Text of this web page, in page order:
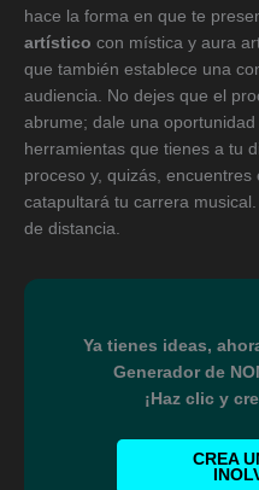
hace la forma en que te
artístico con mística y aura
que también establece una
audiencia. No dejes que el
abrume; dale una
herramientas que tienes a tu
proceso y, quizás,
catapultará tu carrera
de distancia.
Ya tienes ideas,
Generador de
¡Haz clic y
CREA